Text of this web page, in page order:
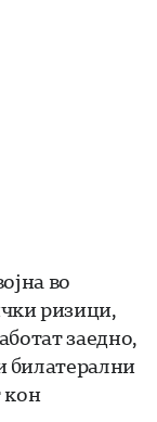
во
ризици,
заедно,
билатерални
кон